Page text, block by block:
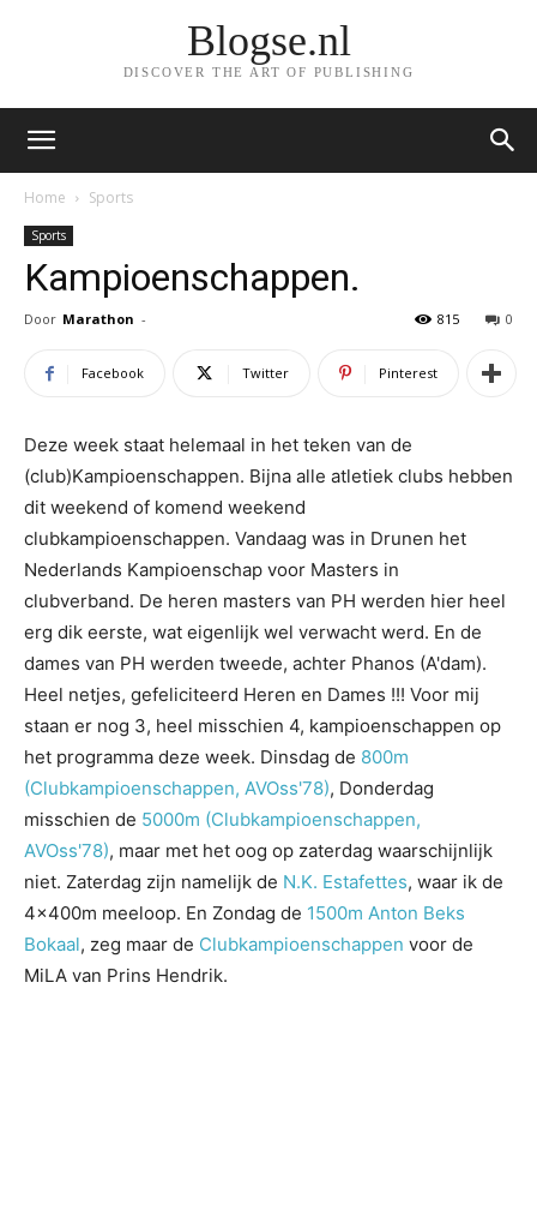
Blogse.nl
DISCOVER THE ART OF PUBLISHING
Home Sports
Sports
Kampioenschappen.
Door Marathon - 0
815
Facebook Twitter Pinterest
Deze week staat helemaal in het teken van de
(club)Kampioenschappen. Bijna alle atletiek clubs hebben
dit weekend of komend weekend
clubkampioenschappen. Vandaag was in Drunen het
Nederlands Kampioenschap voor Masters in
clubverband. De heren masters van PH werden hier heel
erg dik eerste, wat eigenlijk wel verwacht werd. En de
dames van PH werden tweede, achter Phanos (A'dam).
Heel netjes, gefeliciteerd Heren en Dames !!! Voor mij
staan er nog 3, heel misschien 4, kampioenschappen op
het programma deze week. Dinsdag de 800m
(Clubkampioenschappen, AVOss'78), Donderdag
misschien de 5000m (Clubkampioenschappen,
AVOss'78), maar met het oog op zaterdag waarschijnlijk
niet. Zaterdag zijn namelijk de N.K. Estafettes, waar ik de
4x400m meeloop. En Zondag de 1500m Anton Beks
Bokaal, zeg maar de Clubkampioenschappen voor de
MiLA van Prins Hendrik.